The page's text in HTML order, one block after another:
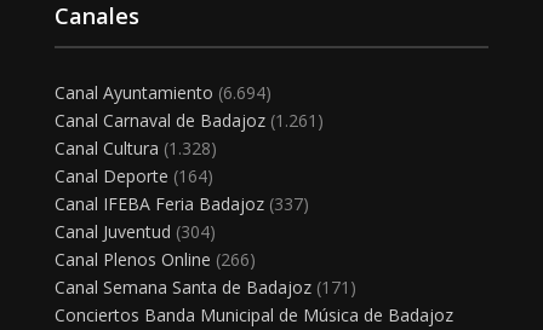
Canales
Canal Ayuntamiento (6.694)
Canal Carnaval de Badajoz(1.261)
Canal Cultura (1.328)
Canal Deporte (164)
Canal IFEBA Feria Badajoz(337)
Canal Juventud (304)
Canal Plenos Online (266)
Canal Semana Santa de Badajoz(171)
Conciertos Banda Municipal de Música de Badajoz